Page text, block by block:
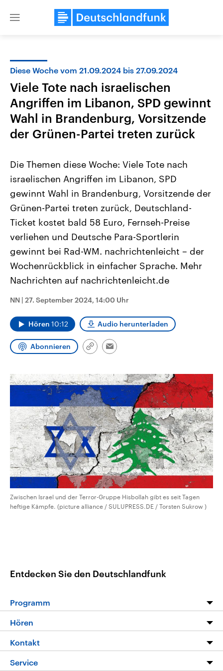
Close
Landtagswahl Sachsen-Anhalt
2026
Alle Informationen
Sachsen-Anhalt wählt am 6.
September 2026 einen neuen
Landtag. Seit 2021 wird das
Bundesland von einer Koalition aus
Umfragen, Prognosen,
Wahlprogramme, aktuelle Berichte
und Hintergründe zu den Parteien
und Kandidaten der anstehenden
Wahl.
Aktuelle Beiträge,
Hintergründe
Wirtschaftlich und
gehören die Vereinigten
den mächtigsten Ländern
mit großem Einfluss auf
Sendungen Programm Podcasts
Audio-Archiv
Diese Woche vom 21.09.2024 bis 27.09.2024
Viele Tote nach israelischen
Angriffen im Libanon, SPD gewinnt
Wahl in Brandenburg, Vorsitzende
der Grünen-Partei treten zurück
Die Themen diese Woche: Viele Tote nach
israelischen Angriffen im Libanon, SPD
gewinnt Wahl in Brandenburg, Vorsitzende der
Grünen-Partei treten zurück, Deutschland-
Ticket kostet bald 58 Euro, Fernseh-Preise
verliehen und Deutsche Para-Sportlerin
gewinnt bei Rad-WM. nachrichtenleicht – der
Wochenrückblick in einfacher Sprache. Mehr
Nachrichten auf nachrichtenleicht.de
NN | 27. September 2024, 14:00 Uhr
Hören 10:12 Audio herunterladen
Abonnieren
Link
Email
Zwischen Israel und der Terror-Gruppe Hisbollah gibt es seit Tagen
heftige Kämpfe. (picture alliance / SULUPRESS.DE / Torsten Sukrow )
Entdecken Sie den Deutschlandfunk
Programm
Programm
Die Nachrichten
Nachrichtenleicht
Hören
Livestream
Kontakt
Hörerservice
Service